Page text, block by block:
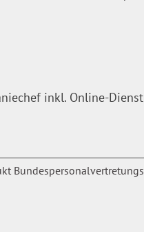
inkl. Online-Dienst